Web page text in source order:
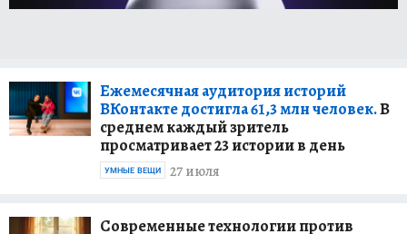
Ежемесячная аудитория историй
ВКонтакте достигла 61,3 млн человек.В
среднем каждый зритель
просматривает 23 истории в день
27 июля
УМНЫЕ ВЕЩИ
Современные технологии против